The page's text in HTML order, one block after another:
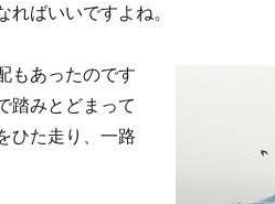
ればいいですよね。
もあったのです
踏みとどまって
ひた走り、一路